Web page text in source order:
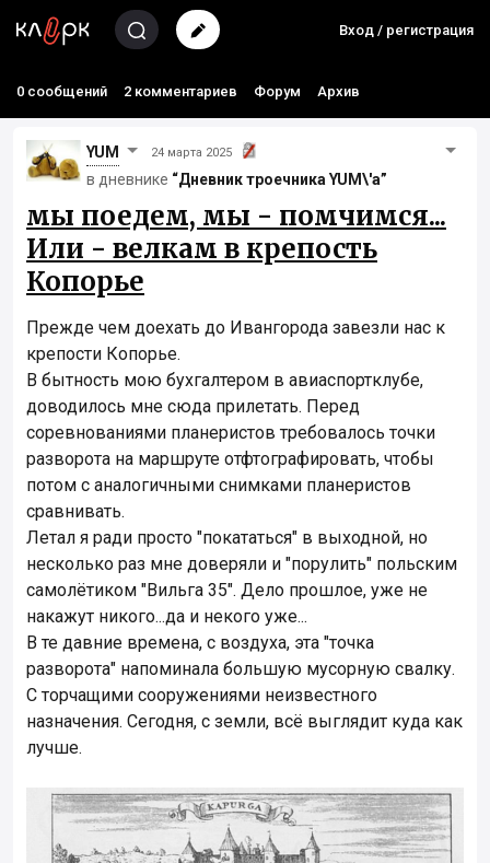
Вход / регистрация
0 сообщений 2 комментариев Форум Архив
YUM 24 марта 2025
в дневнике “Дневник троечника YUM\'а”
мы поедем, мы - помчимся...
Или - велкам в крепость
Копорье
Прежде чем доехать до Ивангорода завезли нас к
крепости Копорье.
В бытность мою бухгалтером в авиаспортклубе,
доводилось мне сюда прилетать. Перед
соревнованиями планеристов требовалось точки
разворота на маршруте отфтографировать, чтобы
потом с аналогичными снимками планеристов
сравнивать.
Летал я ради просто "покататься" в выходной, но
несколько раз мне доверяли и "порулить" польским
самолётиком "Вильга 35". Дело прошлое, уже не
накажут никого...да и некого уже...
В те давние времена, с воздуха, эта "точка
разворота" напоминала большую мусорную свалку.
С торчащими сооружениями неизвестного
назначения. Сегодня, с земли, всё выглядит куда как
лучше.